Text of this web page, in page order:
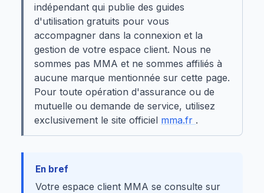
indépendant qui publie des guides
d'utilisation gratuits pour vous
accompagner dans la connexion et la
gestion de votre espace client. Nous ne
sommes pas MMA et ne sommes affiliés à
aucune marque mentionnée sur cette page.
Pour toute opération d'assurance ou de
mutuelle ou demande de service, utilisez
exclusivement le site officiel mma.fr .
En bref
Votre espace client MMA se consulte sur